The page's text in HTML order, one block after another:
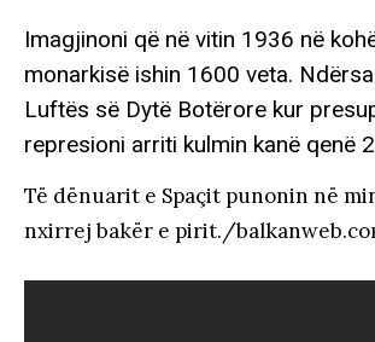
Imagjinoni që në vitin 1936 në
monarkisë ishin 1600 veta.
Luftës së Dytë Botërore kur
represioni arriti kulmin kanë qenë
Të dënuarit e Spaçit punonin në
nxirrej bakër e pirit./